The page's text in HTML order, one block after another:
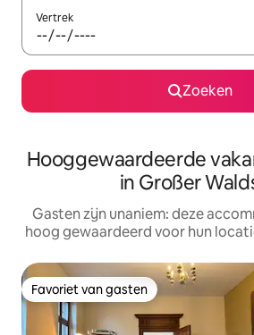
Vertrek
Zoeken
Hooggewaardeerde
in Großer
Gasten zijn unaniem: deze
hoog gewaardeerd voor hun
Favoriet van gasten
Favoriet van gasten